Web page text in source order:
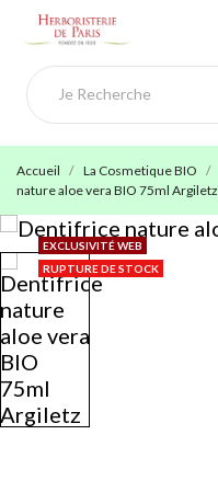
Accueil La Cosmetique BIO
nature aloe vera BIO 75ml Argiletz
EXCLUSIVITÉ WEB
RUPTURE DE STOCK